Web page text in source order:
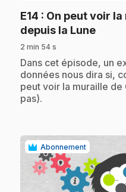
E14 : On peut voir
depuis la Lune.
2 min 54 s
.Dans cet épisode, un
données nous dira si,
peut voir la muraille de
pas).
Abonnement